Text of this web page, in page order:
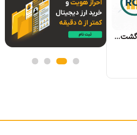
همه چیز درباره نرخ بازگشت سرمایه و نحوه محاسبه آن